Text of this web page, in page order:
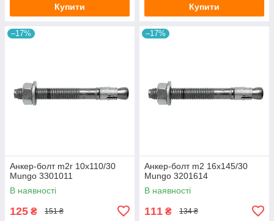
Купити Купити
–17%
Анкер-болт m2r 10х110/30
Mungo 3301011
В наявності
125 ₴ 151 ₴
–17%
Анкер-болт m2 16х145/30
Mungo 3201614
В наявності
111 ₴ 134 ₴